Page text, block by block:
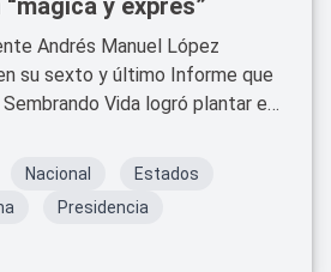
y exprés”
Andrés Manuel López
su sexto y último Informe que
Vida logró plantar en
gracias al empleo que brinda
plan de manejo de esta
pues en varias
Nacional
Estados
Presidencia